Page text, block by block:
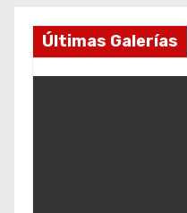
Últimas Galerías